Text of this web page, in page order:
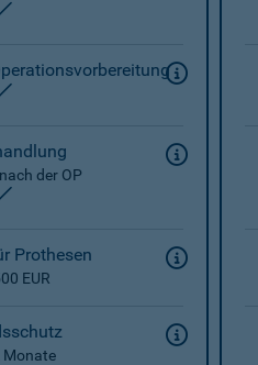
der OP
Prothesen
EUR
Monate